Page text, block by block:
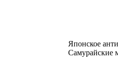
Японское
Самурайские